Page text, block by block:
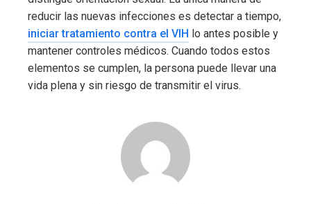
reducir las nuevas infecciones es detectar a tiempo,
iniciar tratamiento contra el VIH lo antes posible y
mantener controles médicos. Cuando todos estos
elementos se cumplen, la persona puede llevar una
vida plena y sin riesgo de transmitir el virus.